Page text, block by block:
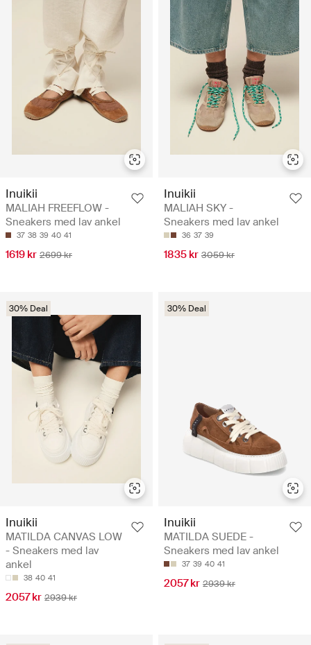
Inuikii
MALIAH FREEFLOW -
Sneakers med lav ankel
37 38 39 40 41
1619 kr 2699 kr
Inuikii
MALIAH SKY -
Sneakers med lav ankel
36 37 39
1835 kr 3059 kr
30% Deal
Inuikii
MATILDA CANVAS LOW
- Sneakers med lav
ankel
38 40 41
2057 kr 2939 kr
30% Deal
Inuikii
MATILDA SUEDE -
Sneakers med lav ankel
37 39 40 41
2057 kr 2939 kr